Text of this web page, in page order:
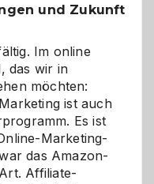
und Zukunft
Im online
das wir in
möchten:
ist auch
Es ist
Marketing-
das Amazon-
Affiliate-